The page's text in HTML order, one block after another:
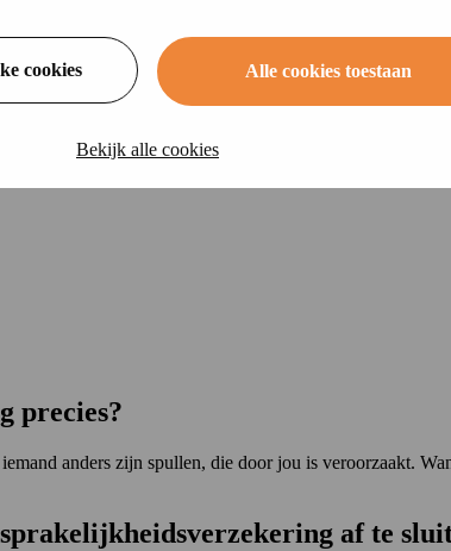
cookies Alle cookies toestaan
Bekijk alle cookies
verplicht?
precies?
anders zijn spullen, die door jou is veroorzaakt.
af te